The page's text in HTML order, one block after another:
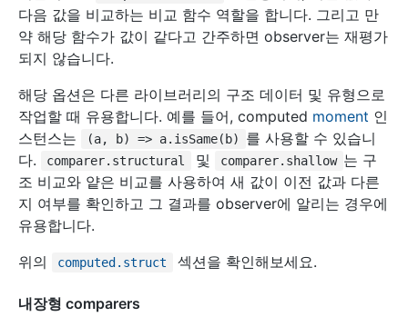
다음 값을 비교하는 비교 함수 역할을 합니다. 그리고 만
약 해당 함수가 값이 같다고 간주하면 observer는 재평가
되지 않습니다.
해당 옵션은 다른 라이브러리의 구조 데이터 및 유형으로
작업할 때 유용합니다. 예를 들어, computed moment 인
스턴스는
(a, b) => a.isSame(b)
를 사용할 수 있습니
다.
comparer.structural 및 comparer.shallow 는 구
조 비교와 얕은 비교를 사용하여 새 값이 이전 값과 다른
지 여부를 확인하고 그 결과를 observer에 알리는 경우에
유용합니다.
위의
computed.struct 섹션을 확인해보세요.
내장형 comparers